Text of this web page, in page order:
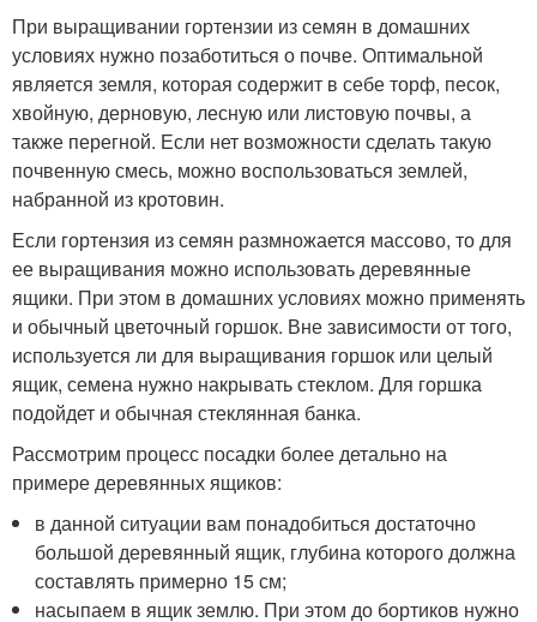
При выращивании гортензии из семян в домашних
условиях нужно позаботиться о почве. Оптимальной
является земля, которая содержит в себе торф, песок,
хвойную, дерновую, лесную или листовую почвы, а
также перегной. Если нет возможности сделать такую
почвенную смесь, можно воспользоваться землей,
набранной из кротовин.
Если гортензия из семян размножается массово, то для
ее выращивания можно использовать деревянные
ящики. При этом в домашних условиях можно применять
и обычный цветочный горшок. Вне зависимости от того,
используется ли для выращивания горшок или целый
ящик, семена нужно накрывать стеклом. Для горшка
подойдет и обычная стеклянная банка.
Рассмотрим процесс посадки более детально на
примере деревянных ящиков:
в данной ситуации вам понадобиться достаточно
большой деревянный ящик, глубина которого должна
составлять примерно 15 см;
насыпаем в ящик землю. При этом до бортиков нужно